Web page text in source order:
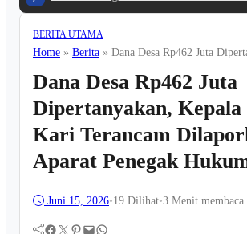
BERITA UTAMA
Home » Berita » Dana Desa Rp462 Juta
Dana Desa Rp462 Juta
Dipertanyakan, Kepala
Kari Terancam
Aparat Penegak
Juni 15, 2026•19 Dilihat•3 Menit membaca
Facebook Twitter Pinterest Mail WhatsApp